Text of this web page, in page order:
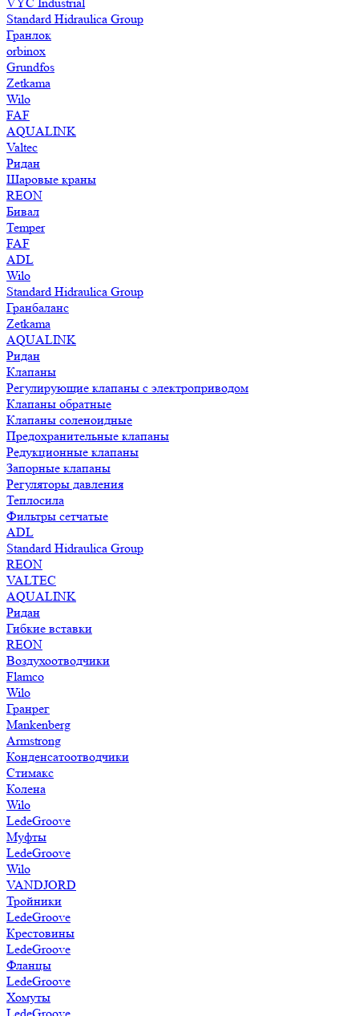
Standard Hidraulica Group
Гранлок
orbinox
Grundfos
Zetkama
Wilo
FAF
AQUALINK
Valtec
Ридан
Шаровые краны
REON
Бивал
Temper
FAF
ADL
Wilo
Standard Hidraulica Group
Гранбаланс
Zetkama
AQUALINK
Ридан
Клапаны
Регулирующие клапаны с электроприводом
Клапаны обратные
Клапаны соленоидные
Предохранительные клапаны
Редукционные клапаны
Запорные клапаны
Регуляторы давления
Теплосила
Фильтры сетчатые
ADL
Standard Hidraulica Group
REON
VALTEC
AQUALINK
Ридан
Гибкие вставки
REON
Воздухоотводчики
Flamco
Wilo
Гранрег
Mankenberg
Armstrong
Конденсатоотводчики
Стимакс
Колена
Wilo
LedeGroove
Муфты
LedeGroove
Wilo
VANDJORD
Тройники
LedeGroove
Крестовины
LedeGroove
Фланцы
LedeGroove
Хомуты